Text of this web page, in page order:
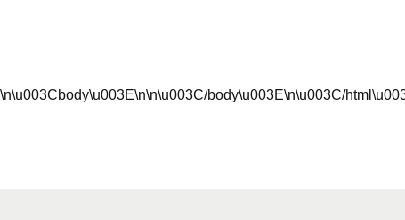
body\u003E\n\u003C/